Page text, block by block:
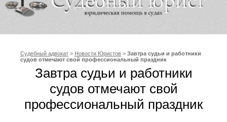
Судебный адвокат > Новости Юристов > Завтра судьи и работники
судов отмечают свой профессиональный праздник
Завтра судьи и работники
судов отмечают свой
профессиональный праздник